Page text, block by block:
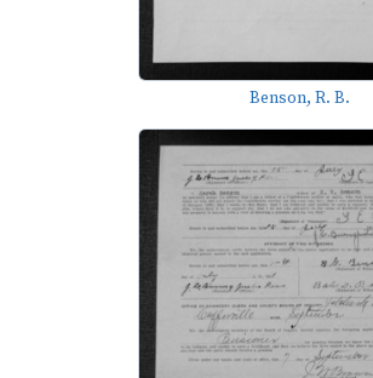
Benson, R. B.